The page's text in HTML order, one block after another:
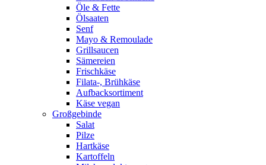
Öle & Fette
Ölsaaten
Senf
Mayo & Remoulade
Grillsaucen
Sämereien
Frischkäse
Filata-, Brühkäse
Aufbacksortiment
Käse vegan
Großgebinde
Salat
Pilze
Hartkäse
Kartoffeln